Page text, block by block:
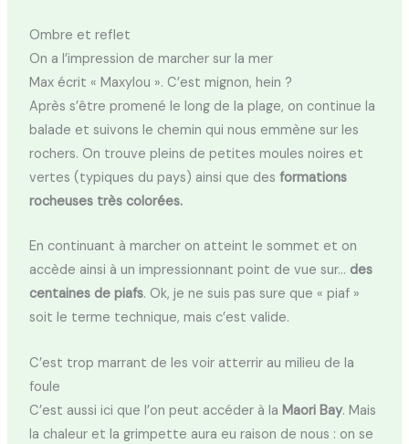
Ombre et reflet
On a l’impression de marcher sur la mer
Max écrit « Maxylou ». C’est mignon, hein ?
Après s’être promené le long de la plage, on continue la
balade et suivons le chemin qui nous emmène sur les
rochers. On trouve pleins de petites moules noires et
vertes (typiques du pays) ainsi que des formations
rocheuses très colorées.
En continuant à marcher on atteint le sommet et on
accède ainsi à un impressionnant point de vue sur… des
centaines de piafs. Ok, je ne suis pas sure que « piaf »
soit le terme technique, mais c’est valide.
C’est trop marrant de les voir atterrir au milieu de la
foule
C’est aussi ici que l’on peut accéder à la Maori Bay. Mais
la chaleur et la grimpette aura eu raison de nous : on se